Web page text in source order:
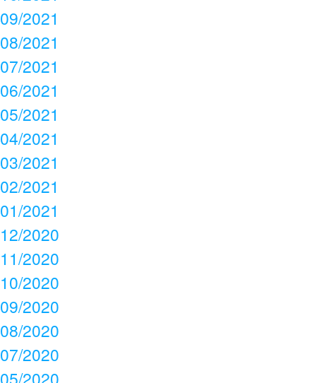
09/2021
08/2021
07/2021
06/2021
05/2021
04/2021
03/2021
02/2021
01/2021
12/2020
11/2020
10/2020
09/2020
08/2020
07/2020